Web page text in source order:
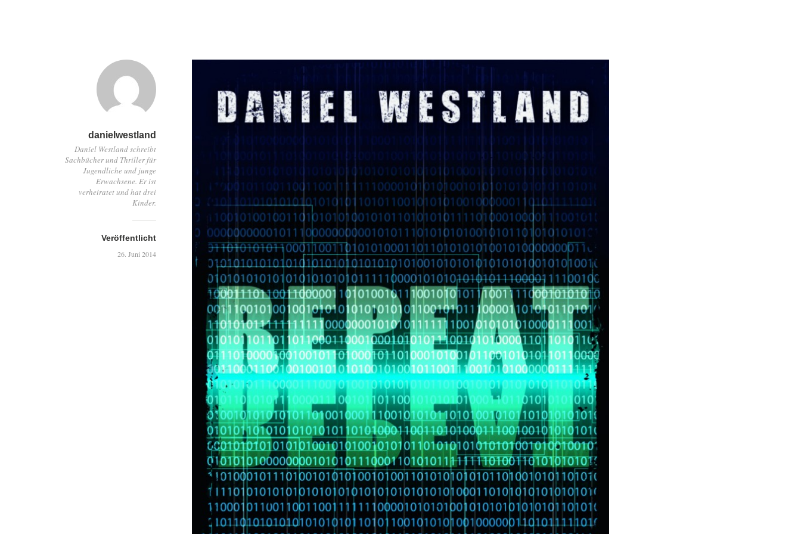
danielwestland
Daniel Westland schreibt
Sachbücher und Thriller für
Jugendliche und junge
Erwachsene. Er ist
verheiratet und hat drei
Kinder.
Veröffentlicht
26. Juni 2014